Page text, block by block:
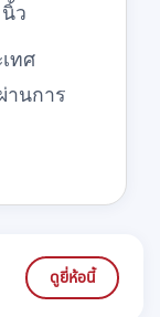
ว
ทศ
านการ
ดูยี่ห้อนี้